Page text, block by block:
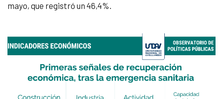
mayo, que registró un 46,4%.